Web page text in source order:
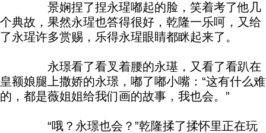
景娴捏了捏永瑆嘟起的脸，笑着考了他几
个典故，果然永瑆也答得很好，乾隆一乐呵，又给
了永瑆许多赏赐，乐得永瑆眼睛都眯起来了。
永璟看了看叉着腰的永璂，又看了看趴在
皇额娘腿上撒娇的永璟，嘟了嘟小嘴：“这有什么难
的，都是薇姐姐给我们画的故事，我也会。”
“哦？永璟也会？”乾隆揉了揉怀里正在玩